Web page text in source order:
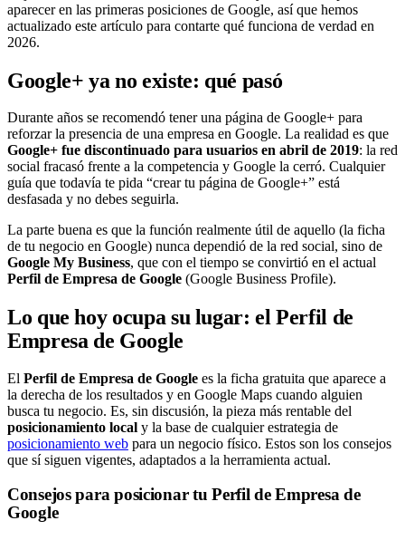
aparecer en las primeras posiciones de Google, así que hemos
actualizado este artículo para contarte qué funciona de verdad en
2026.
Google+ ya no existe: qué pasó
Durante años se recomendó tener una página de Google+ para
reforzar la presencia de una empresa en Google. La realidad es que
Google+ fue discontinuado para usuarios en abril de 2019: la red
social fracasó frente a la competencia y Google la cerró. Cualquier
guía que todavía te pida “crear tu página de Google+” está
desfasada y no debes seguirla.
La parte buena es que la función realmente útil de aquello (la ficha
de tu negocio en Google) nunca dependió de la red social, sino de
Google My Business, que con el tiempo se convirtió en el actual
Perfil de Empresa de Google (Google Business Profile).
Lo que hoy ocupa su lugar: el Perfil de
Empresa de Google
El Perfil de Empresa de Google es la ficha gratuita que aparece a
la derecha de los resultados y en Google Maps cuando alguien
busca tu negocio. Es, sin discusión, la pieza más rentable del
posicionamiento local y la base de cualquier estrategia de
posicionamiento web para un negocio físico. Estos son los consejos
que sí siguen vigentes, adaptados a la herramienta actual.
Consejos para posicionar tu Perfil de Empresa de
Google